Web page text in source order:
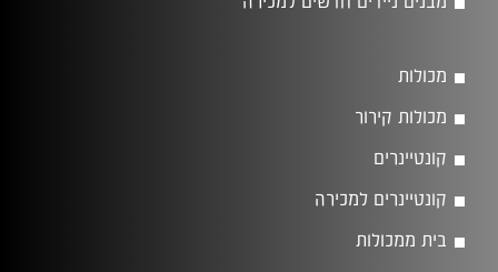
מכולות
מכולות קירור
קונטיינרים
קונטיינרים למכירה
בית ממכולות